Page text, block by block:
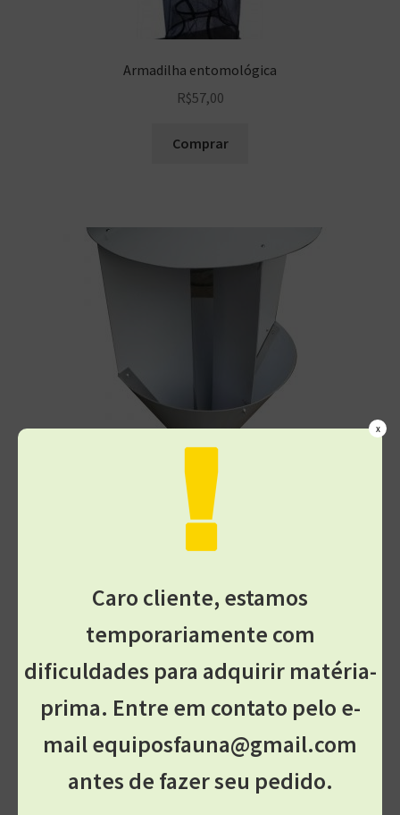
Armadilha entomológica
R$57,00
Comprar
ARMADILHA LUMINOSA AML450
R$480,00
Comprar
equiposfauna@gmail.com
Acessórios
x
Caro cliente, estamos
temporariamente com
dificuldades para adquirir matéria-
prima. Entre em contato pelo e-
mail equiposfauna@gmail.com
antes de fazer seu pedido.